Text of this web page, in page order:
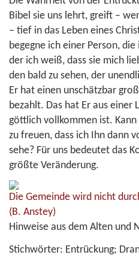
Bibel sie uns lehrt, greift –
– tief in das Leben eines
begegne ich einer Person, die
der ich weiß, dass sie mich
den bald zu sehen, der
Er hat einen unschätzbar
bezahlt. Das hat Er aus einer
göttlich vollkommen ist.
zu freuen, dass ich Ihn dann
sehe? Für uns bedeutet das
größte Veränderung.
Die Gemeinde wird nicht
(B. Anstey)
Hinweise aus dem Alten und
Stichwörter: Entrückung;